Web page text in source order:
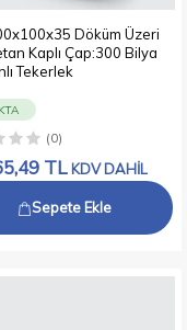
Döküm Üzeri
Kaplı Çap:300 Bilya
Tekerlek
(0)
TL KDV DAHİL
Sepete Ekle